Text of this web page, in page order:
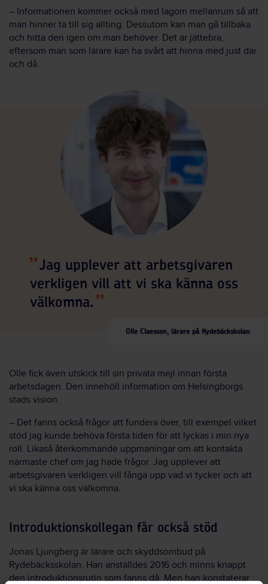
– Informationen kommer också med lagom mellanrum så att
man hinner ta till sig allting. Dessutom kan man gå tillbaka
och hitta den igen om man behöver. Det är jättebra,
eftersom man som lärare kan ha svårt att hinna med just där
och då.
Jag upplever att arbetsgivaren
verkligen vill att vi ska känna oss
välkomna.
Olle Claesson, lärare på Rydebäckskolan
Olle fick även utskick till sin privata mejl innan första
arbetsdagen. Den innehöll information om Helsingborgs
stads vision.
– Det fanns också frågor att fundera över, till exempel vilket
stöd jag kunde behöva första tiden för att lyckas i min nya
roll. Likaså återkommande uppmaningar om att kontakta
närmaste chef om jag hade frågor. Jag upplever att
arbetsgivaren verkligen vill fånga upp vad vi tycker och att
vi ska känna oss välkomna.
Introduktionskollegan får också stöd
Jonas Ljungberg är lärare och skyddsombud på
Rydebäcksskolan. Han anställdes 2016 och minns knappt
den introduktionsrutin som fanns då. Men han konstaterar